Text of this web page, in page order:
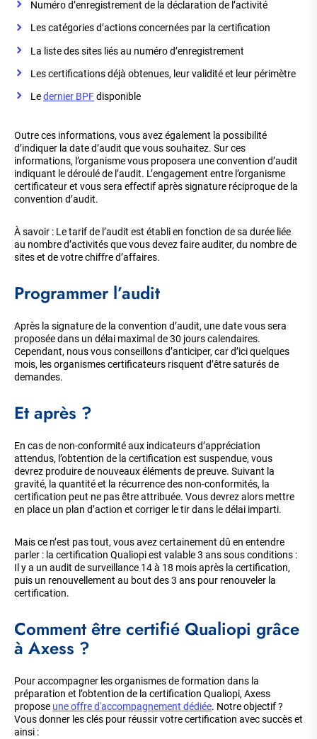
Numéro d’enregistrement de la déclaration de l’activité
Les catégories d’actions concernées par la certification
La liste des sites liés au numéro d’enregistrement
Les certifications déjà obtenues, leur validité et leur périmètre
Ledernier BPFdisponible
Outre ces informations, vous avez également la possibilité
d’indiquer la date d’audit que vous souhaitez. Sur ces
informations, l’organisme vous proposera une convention d’audit
indiquant le déroulé de l’audit. L’engagement entre l’organisme
certificateur et vous sera effectif après signature réciproque de la
convention d’audit.
À savoir : Le tarif de l’audit est établi en fonction de sa durée liée
au nombre d’activités que vous devez faire auditer, du nombre de
sites et de votre chiffre d’affaires.
Programmer l’audit
Après la signature de la convention d’audit, une date vous sera
proposée dans un délai maximal de 30 jours calendaires.
Cependant, nous vous conseillons d’anticiper, car d’ici quelques
mois, les organismes certificateurs risquent d’être saturés de
demandes.
Et après ?
En cas de non-conformité aux indicateurs d’appréciation
attendus, l’obtention de la certification est suspendue, vous
devrez produire de nouveaux éléments de preuve. Suivant la
gravité, la quantité et la récurrence des non-conformités, la
certification peut ne pas être attribuée. Vous devrez alors mettre
en place un plan d’action et corriger le tir dans le délai imparti.
Mais ce n’est pas tout, vous avez certainement dû en entendre
parler : la certification Qualiopi est valable 3 ans sous conditions :
Il y a un audit de surveillance 14 à 18 mois après la certification,
puis un renouvellement au bout des 3 ans pour renouveler la
certification.
Comment être certifié Qualiopi grâce
à Axess ?
Pour accompagner les organismes de formation dans la
préparation et l’obtention de la certification Qualiopi, Axess
propose une offre d'accompagnement dédiée. Notre objectif ?
Vous donner les clés pour réussir votre certification avec succès et
ainsi :